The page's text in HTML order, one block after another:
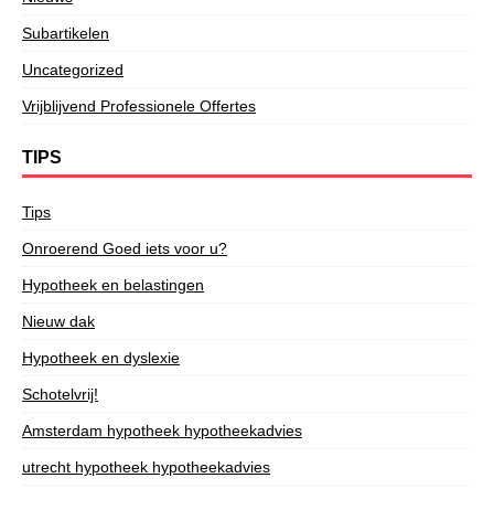
Subartikelen
Uncategorized
Vrijblijvend Professionele Offertes
TIPS
Tips
Onroerend Goed iets voor u?
Hypotheek en belastingen
Nieuw dak
Hypotheek en dyslexie
Schotelvrij!
Amsterdam hypotheek hypotheekadvies
utrecht hypotheek hypotheekadvies